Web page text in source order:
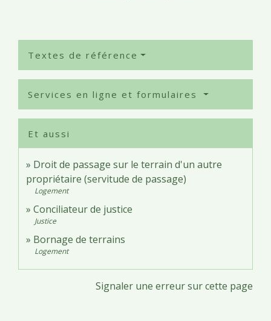
Textes de référence
Services en ligne et formulaires
Et aussi
Droit de passage sur le terrain d'un autre
propriétaire (servitude de passage)
Logement
Conciliateur de justice
Justice
Bornage de terrains
Logement
Signaler une erreur sur cette page